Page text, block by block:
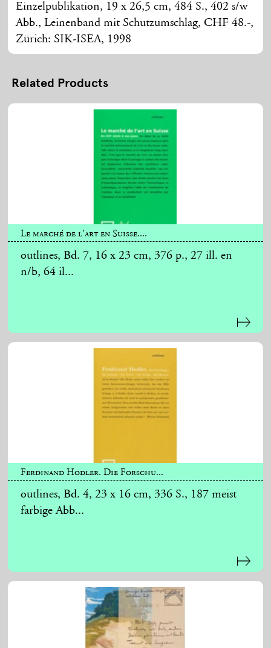
Einzelpublikation, 19 x 26,5 cm, 484 S., 402 s/w
Abb., Leinenband mit Schutzumschlag, CHF 48.-,
Zürich: SIK-ISEA, 1998
Related Products
Le marché de l’art en Suisse....
outlines, Bd. 7, 16 x 23 cm, 376 p., 27 ill. en
n/b, 64 il...
Ferdinand Hodler. Die Forschu...
outlines, Bd. 4, 23 x 16 cm, 336 S., 187 meist
farbige Abb...